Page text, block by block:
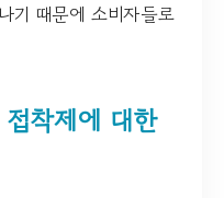
기 때문에 소비자들로
착제에 대한